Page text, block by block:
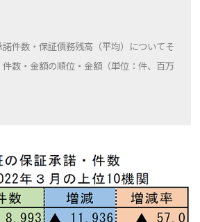
件数・保証債務残高（平均）についてそ
数・金額の順位・金額（単位：件、百万